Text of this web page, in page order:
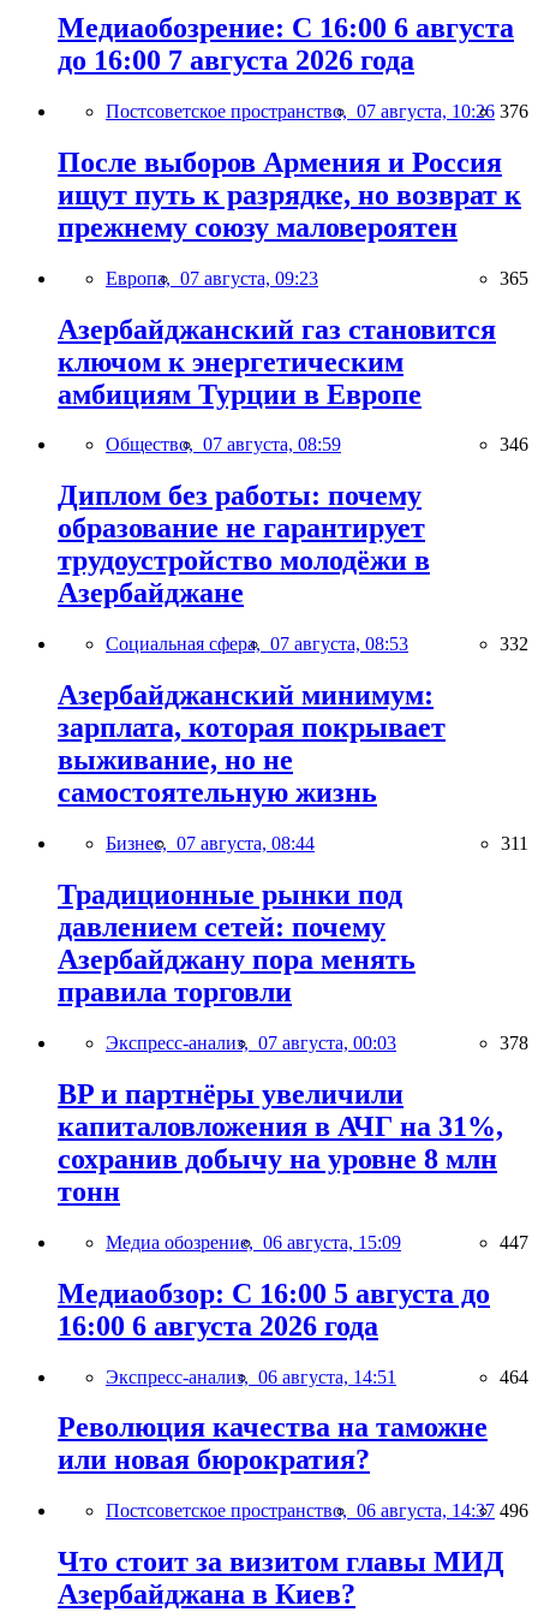
Медиаобозрение: С 16:00 6 августа
до 16:00 7 августа 2026 года
Постсоветское пространство, 07 августа, 10:26 376
После выборов Армения и Россия
ищут путь к разрядке, но возврат к
прежнему союзу маловероятен
Европа, 07 августа, 09:23 365
Азербайджанский газ становится
ключом к энергетическим
амбициям Турции в Европе
Общество, 07 августа, 08:59 346
Диплом без работы: почему
образование не гарантирует
трудоустройство молодёжи в
Азербайджане
Социальная сфера, 07 августа, 08:53 332
Азербайджанский минимум:
зарплата, которая покрывает
выживание, но не
самостоятельную жизнь
Бизнес, 07 августа, 08:44 311
Традиционные рынки под
давлением сетей: почему
Азербайджану пора менять
правила торговли
Экспресс-анализ, 07 августа, 00:03 378
BP и партнёры увеличили
капиталовложения в АЧГ на 31%,
сохранив добычу на уровне 8 млн
тонн
Медиа обозрение, 06 августа, 15:09 447
Медиаобзор: С 16:00 5 августа до
16:00 6 августа 2026 года
Экспресс-анализ, 06 августа, 14:51 464
Революция качества на таможне
или новая бюрократия?
Постсоветское пространство, 06 августа, 14:37 496
Что стоит за визитом главы МИД
Азербайджана в Киев?